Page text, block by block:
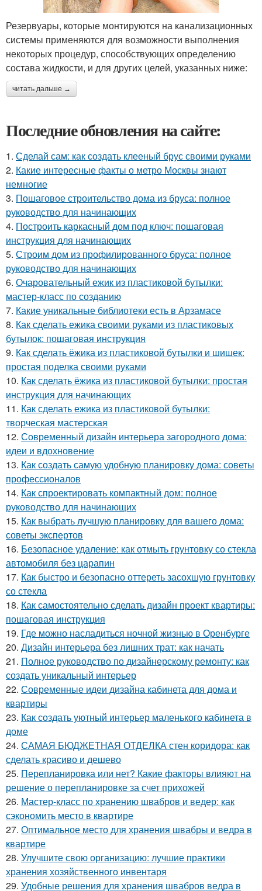
Резервуары, которые монтируются на канализационных
системы применяются для возможности выполнения
некоторых процедур, способствующих определению
состава жидкости, и для других целей, указанных ниже:
читать дальше →
Последние обновления на сайте:
1. Сделай сам: как создать клееный брус своими руками
2. Какие интересные факты о метро Москвы знают
немногие
3. Пошаговое строительство дома из бруса: полное
руководство для начинающих
4. Построить каркасный дом под ключ: пошаговая
инструкция для начинающих
5. Строим дом из профилированного бруса: полное
руководство для начинающих
6. Очаровательный ежик из пластиковой бутылки:
мастер-класс по созданию
7. Какие уникальные библиотеки есть в Арзамасе
8. Как сделать ежика своими руками из пластиковых
бутылок: пошаговая инструкция
9. Как сделать ёжика из пластиковой бутылки и шишек:
простая поделка своими руками
10. Как сделать ёжика из пластиковой бутылки: простая
инструкция для начинающих
11. Как сделать ежика из пластиковой бутылки:
творческая мастерская
12. Современный дизайн интерьера загородного дома:
идеи и вдохновение
13. Как создать самую удобную планировку дома: советы
профессионалов
14. Как спроектировать компактный дом: полное
руководство для начинающих
15. Как выбрать лучшую планировку для вашего дома:
советы экспертов
16. Безопасное удаление: как отмыть грунтовку со стекла
автомобиля без царапин
17. Как быстро и безопасно оттереть засохшую грунтовку
со стекла
18. Как самостоятельно сделать дизайн проект квартиры:
пошаговая инструкция
19. Где можно насладиться ночной жизнью в Оренбурге
20. Дизайн интерьера без лишних трат: как начать
21. Полное руководство по дизайнерскому ремонту: как
создать уникальный интерьер
22. Современные идеи дизайна кабинета для дома и
квартиры
23. Как создать уютный интерьер маленького кабинета в
доме
24. САМАЯ БЮДЖЕТНАЯ ОТДЕЛКА стен коридора: как
сделать красиво и дешево
25. Перепланировка или нет? Какие факторы влияют на
решение о перепланировке за счет прихожей
26. Мастер-класс по хранению швабров и ведер: как
сэкономить место в квартире
27. Оптимальное место для хранения швабры и ведра в
квартире
28. Улучшите свою организацию: лучшие практики
хранения хозяйственного инвентаря
29. Удобные решения для хранения швабров ведра в